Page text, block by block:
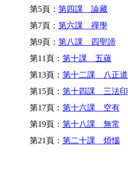
第5頁： 第四課 論藏
第7頁： 第六課 禪學
第9頁： 第八課 四聖諦
第11頁： 第十課 五蘊
第13頁： 第十二課 八正道
第15頁： 第十四課 三法印
第17頁： 第十六課 空有
第19頁： 第十八課 無常
第21頁： 第二十課 煩惱